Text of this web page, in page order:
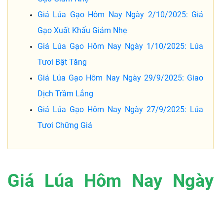
Giá Lúa Gạo Hôm Nay Ngày 2/10/2025: Giá
Gạo Xuất Khẩu Giảm Nhẹ
Giá Lúa Gạo Hôm Nay Ngày 1/10/2025: Lúa
Tươi Bật Tăng
Giá Lúa Gạo Hôm Nay Ngày 29/9/2025: Giao
Dịch Trầm Lắng
Giá Lúa Gạo Hôm Nay Ngày 27/9/2025: Lúa
Tươi Chững Giá
Giá Lúa Hôm Nay Ngày